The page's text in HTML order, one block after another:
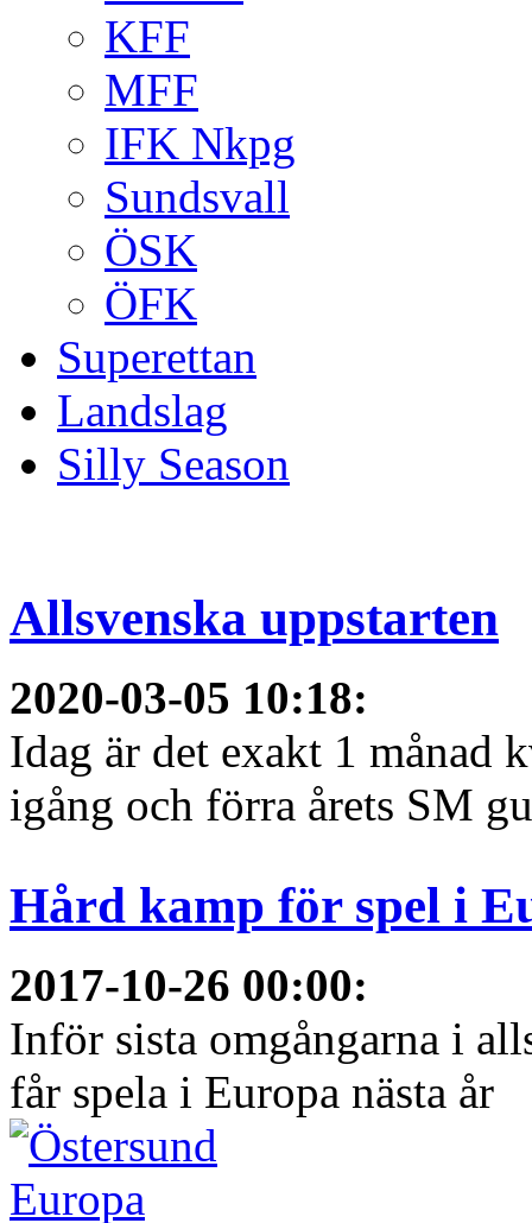
KFF
MFF
IFK Nkpg
Sundsvall
ÖSK
ÖFK
Superettan
Landslag
Silly Season
Allsvenska uppstarten
2020-03-05 10:18:
Idag är det exakt 1 månad
igång och förra årets SM
Hård kamp för spel i
2017-10-26 00:00:
Inför sista omgångarna i
får spela i Europa nästa år